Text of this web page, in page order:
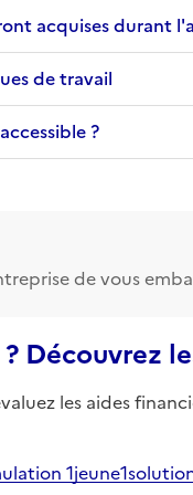
acquises durant
de travail
?
de vous
Découvrez
les aides